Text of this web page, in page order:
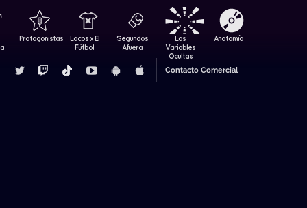
Protagonistas
Locos x El
Fútbol
Segundos
Afuera
Las
Variables
Ocultas
Anatomía
Contacto Comercial